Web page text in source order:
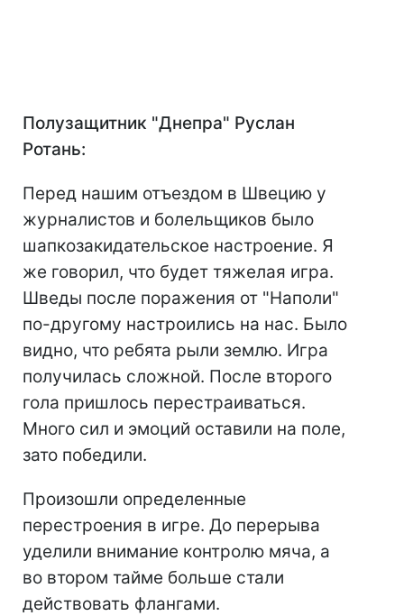
Полузащитник "Днепра" Руслан
Ротань:
Перед нашим отъездом в Швецию у
журналистов и болельщиков было
шапкозакидательское настроение. Я
же говорил, что будет тяжелая игра.
Шведы после поражения от "Наполи"
по-другому настроились на нас. Было
видно, что ребята рыли землю. Игра
получилась сложной. После второго
гола пришлось перестраиваться.
Много сил и эмоций оставили на поле,
зато победили.
Произошли определенные
перестроения в игре. До перерыва
уделили внимание контролю мяча, а
во втором тайме больше стали
действовать флангами.